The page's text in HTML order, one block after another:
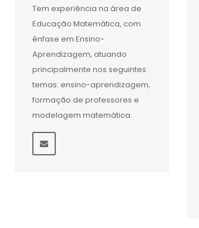
Tem experiência na área de
Educação Matemática, com
ênfase em Ensino-
Aprendizagem, atuando
principalmente nos seguintes
temas: ensino-aprendizagem,
formação de professores e
modelagem matemática.